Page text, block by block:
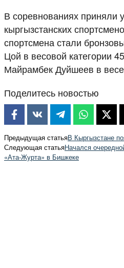
В соревнованиях приняли
кыргызстанских
спортсмена стали
Цой в весовой категории
Майрамбек Дуйшеев в
Поделитесь новостью
Предыдущая статьяВ Кыргызстане
Следующая статьяНачался
«Ата-Журта» в Бишкеке